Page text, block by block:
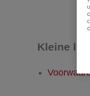
Kleine